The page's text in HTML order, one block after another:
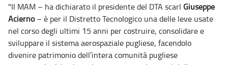
"Il MAM – ha dichiarato il presidente del DTA scarl Giuseppe
Acierno– è per il Distretto Tecnologico una delle leve usate
nel corso degli ultimi 15 anni per costruire, consolidare e
sviluppare il sistema aerospaziale pugliese, facendolo
divenire patrimonio dell’intera comunità pugliese